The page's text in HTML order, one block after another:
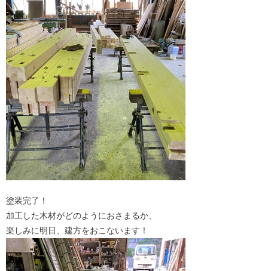
塗装完了！
加工した木材がどのようにおさまるか、
楽しみに明日、建方をおこないます！